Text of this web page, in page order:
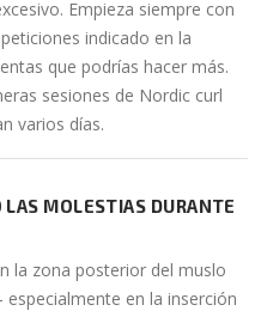
Empieza siempre con
indicado en la
que podrías hacer más.
sesiones de Nordic curl
varios días.
LAS MOLESTIAS DURANTE
la zona posterior del muslo
en la inserción